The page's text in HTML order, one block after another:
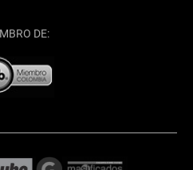
DE: